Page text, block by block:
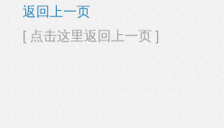
返回上一页
[ 点击这里返回上一页 ]